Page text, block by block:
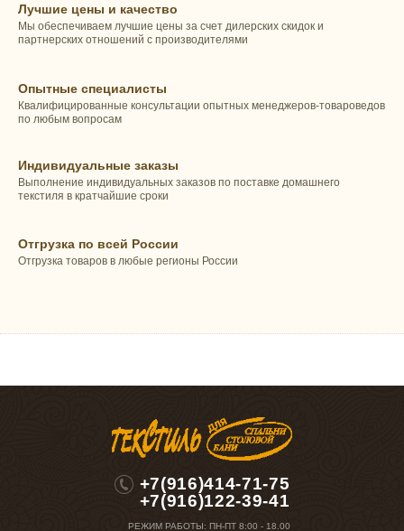
Лучшие цены и качество
Мы обеспечиваем лучшие цены за счет дилерских скидок и
партнерских отношений с производителями
Опытные специалисты
Квалифицированные консультации опытных менеджеров-товароведов
по любым вопросам
Индивидуальные заказы
Выполнение индивидуальных заказов по поставке домашнего
текстиля в кратчайшие сроки
Отгрузка по всей России
Отгрузка товаров в любые регионы России
+7(916)414-71-75
+7(916)122-39-41
РЕЖИМ РАБОТЫ: ПН-ПТ 8:00 - 18.00